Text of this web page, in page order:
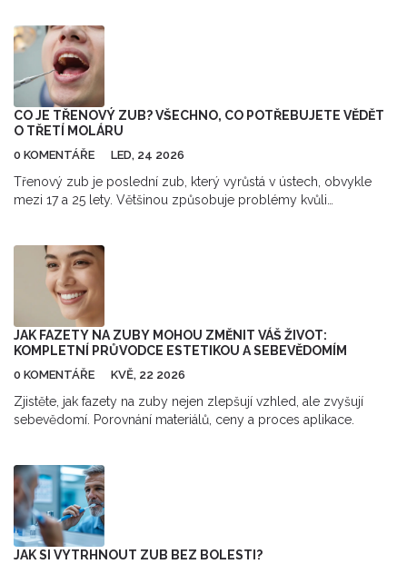
CO JE TŘENOVÝ ZUB? VŠECHNO, CO POTŘEBUJETE VĚDĚT
O TŘETÍ MOLÁRU
0 KOMENTÁŘE LED, 24 2026
Třenový zub je poslední zub, který vyrůstá v ústech, obvykle
mezi 17 a 25 lety. Většinou způsobuje problémy kvůli
JAK FAZETY NA ZUBY MOHOU ZMĚNIT VÁŠ ŽIVOT:
KOMPLETNÍ PRŮVODCE ESTETIKOU A SEBEVĚDOMÍM
0 KOMENTÁŘE KVĚ, 22 2026
Zjistěte, jak fazety na zuby nejen zlepšují vzhled, ale zvyšují
sebevědomí. Porovnání materiálů, ceny a proces aplikace.
JAK SI VYTRHNOUT ZUB BEZ BOLESTI?